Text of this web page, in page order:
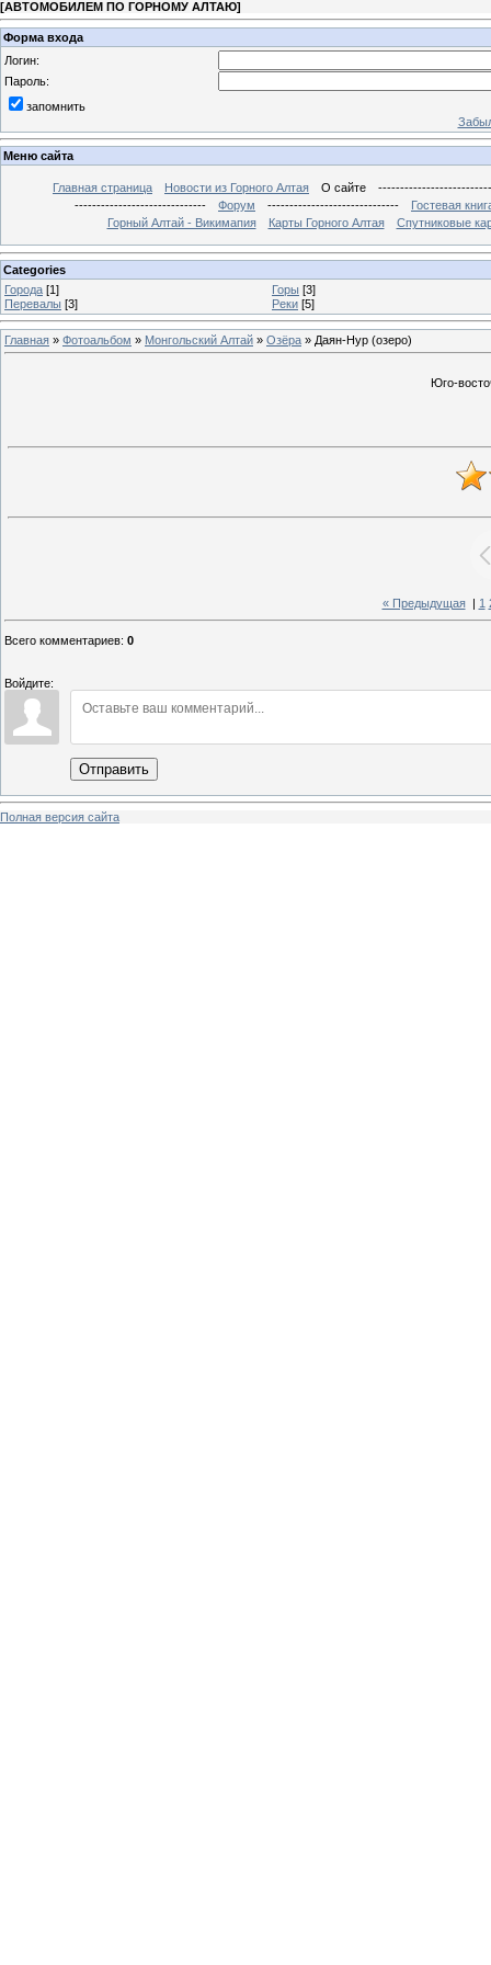
[АВТОМОБИЛЕМ ПО ГОРНОМУ АЛТАЮ]
Форма входа
Логин:
Пароль:
запомнить
Меню сайта
Главная страница Новости из Горного Алтая О сайте
------------------------------
Форум ------------------------------
Гостевая
Горный Алтай - Викимапия
Карты Горного Алтая Спутниковые
Categories
Города [1] Горы [3]
Перевалы [3] Реки [5]
Главная » Фотоальбом » Монгольский Алтай » Озёра » Даян-Нур (озеро)
Юго-
« Предыдущая| 1
Всего комментариев: 0
Войдите:
Отправить
Полная версия сайта